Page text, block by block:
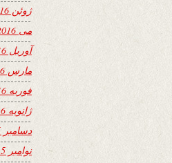
ژوئن 2016
می 2016
آوریل 2016
مارس 2016
فوریه 2016
ژانویه 2016
دسامبر 2015
نوامبر 2015